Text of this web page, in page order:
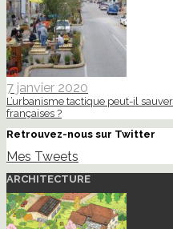
7 janvier 2020
L’urbanisme tactique peut-il
françaises ?
Retrouvez-nous sur Twitter
Mes Tweets
ARCHITECTURE